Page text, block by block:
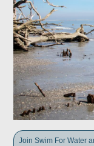
Join Swim For Water